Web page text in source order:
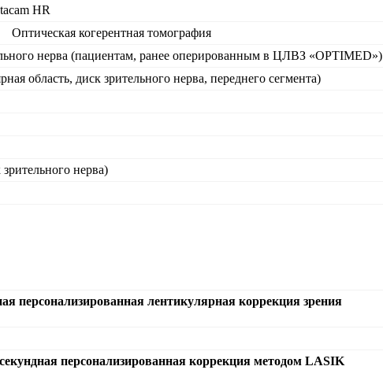
HR
Оптическая когерентная томография
нерва (пациентам, ранее оперированным в ЦЛВЗ «OPTIMED»)
область, диск зрительного нерва, переднего сегмента)
нерва)
персонализированная лентикулярная коррекция зрения
персонализированная коррекция методом LASIK